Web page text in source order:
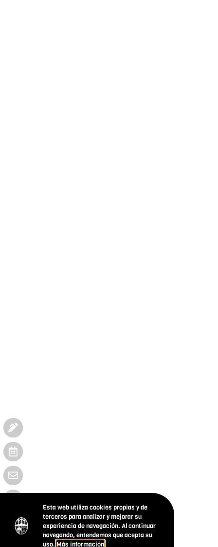
Esta web utiliza cookies propias y de
terceros para analizar y mejorar su
experiencia de navegación. Al continuar
navegando, entendemos que acepta su
uso. Más información